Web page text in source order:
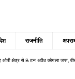
राजनीति
ओपी क्षेत्र से 8 टन अवैध कोयला जप्त,